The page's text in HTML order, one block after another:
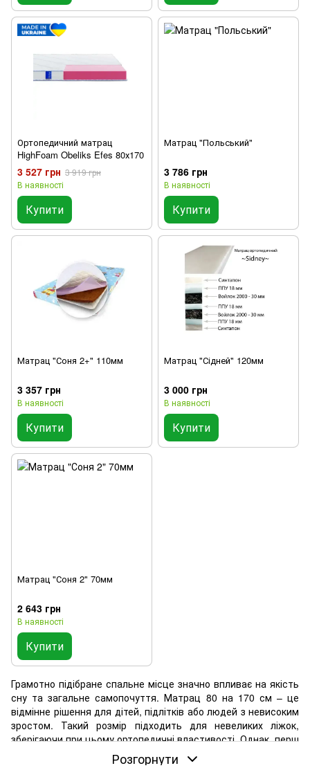
Ортопедичний матрац
HighFoam Obeliks Efes 80х170
3 527 грн 3 919 грн
В наявності
Купити
Матрац "Польський"
3 786 грн
В наявності
Купити
Матрац "Соня 2+" 110мм
3 357 грн
В наявності
Купити
Матрац "Сідней" 120мм
3 000 грн
В наявності
Купити
Матрац "Соня 2" 70мм
2 643 грн
В наявності
Купити
Грамотно підібране спальне місце значно впливає на якість
сну та загальне самопочуття. Матрац 80 на 170 см – це
відмінне рішення для дітей, підлітків або людей з невисоким
зростом. Такий розмір підходить для невеликих ліжок,
зберігаючи при цьому ортопедичні властивості. Однак, перш
ніж купити матрац 80 на 170, варто звернути увагу на його
Розгорнути